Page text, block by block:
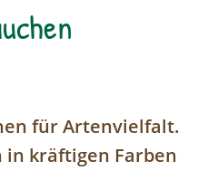
für Artenvielfalt.
in kräftigen Farben